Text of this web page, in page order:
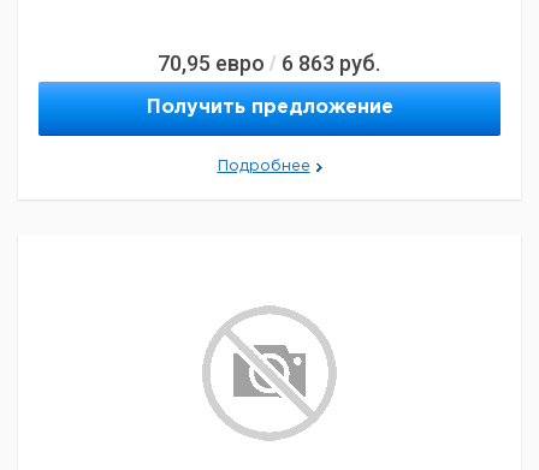
70,95 евро / 6 863 руб.
Получить предложение
Подробнее